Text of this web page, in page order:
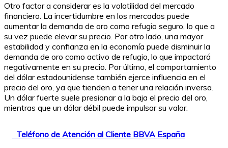
Otro factor a considerar es la volatilidad del mercado
financiero. La incertidumbre en los mercados puede
aumentar la demanda de oro como refugio seguro, lo que a
su vez puede elevar su precio. Por otro lado, una mayor
estabilidad y confianza en la economía puede disminuir la
demanda de oro como activo de refugio, lo que impactará
negativamente en su precio. Por último, el comportamiento
del dólar estadounidense también ejerce influencia en el
precio del oro, ya que tienden a tener una relación inversa.
Un dólar fuerte suele presionar a la baja el precio del oro,
mientras que un dólar débil puede impulsar su valor.
Teléfono de Atención al Cliente BBVA España